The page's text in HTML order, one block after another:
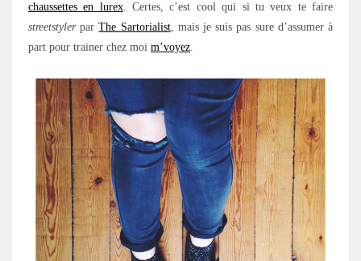
chaussettes en lurex. Certes, c’est cool qui si tu veux te faire
streetstylerparThe Sartorialist, mais je suis pas sure d’assumer à
part pour trainer chez moi m’voyez.